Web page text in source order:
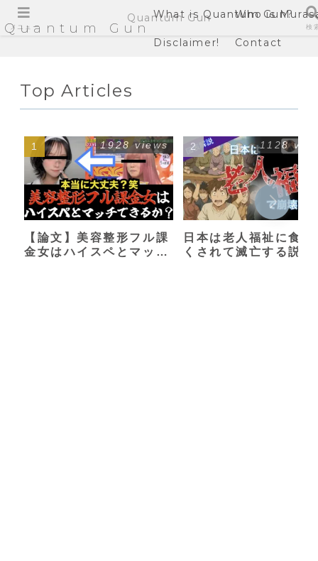
Quantum Gun
What is Quantum Gun?
Who is
Disclaimer! Contact
Top Articles
【論文】美容整形フル課
金女はハイスペとマッチ
1928 views
日本は老人福祉に食い
くされて滅亡する説
1128
メニュー
Quantum Gun
検